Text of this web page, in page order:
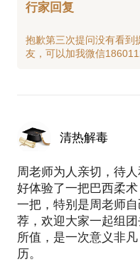
事。
如果你决定参与此课
身体健康，没有传染
术的高手，但我可以
在这门武术上深入学
间和精力，避免你走
行家回复
抱歉第三次提问没有看
清热解毒
周老师为人亲切，待
好体验了一把巴西柔
一把，特别是周老师
荐，欢迎大家一起组
所值，是一次意义非
历。